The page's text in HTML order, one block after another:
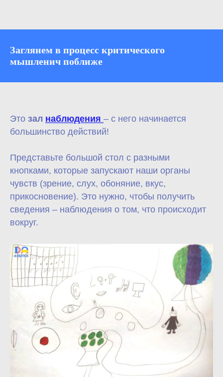
Заглянем в процесс критического
мышленич поближе
Это зал наблюдения – с него начинается
большинство действий!
Представьте большой стол с разными
кнопками, которые запускают наши органы
чувств (зрение, слух, обоняние, вкус,
прикосновение). Это нужно, чтобы получить
сведения – наблюдения о том, что происходит
вокруг.